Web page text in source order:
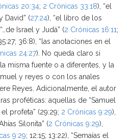
20:34; 2 Crónicas 33:18), “el
David” (27:24), “el libro de los
Israel y Judá” (2 Crónicas 16:11;
36:8), “las anotaciones en el
24:27). No queda claro si
misma fuente o a diferentes, y la
y reyes o con los anales
Reyes. Adicionalmente, el autor
proféticas: aquellas de “Samuel
profeta” (29:29; 2 Crónicas 9:29),
Silonita” (2 Crónicas 9:29),
9:29; 12:15; 13:22), “Semaías el